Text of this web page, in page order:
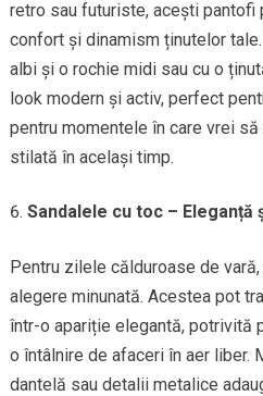
retro sau futuriste, acești pantofi
confort și dinamism ținutelor
albi și o rochie midi sau cu o
look modern și activ, perfect
pentru momentele în care vrei
stilată în același timp.
Sandalele cu toc –
Pentru zilele călduroase de
alegere minunată. Acestea pot
într-o apariție elegantă, potrivită
o întâlnire de afaceri în aer liber.
dantelă sau detalii metalice